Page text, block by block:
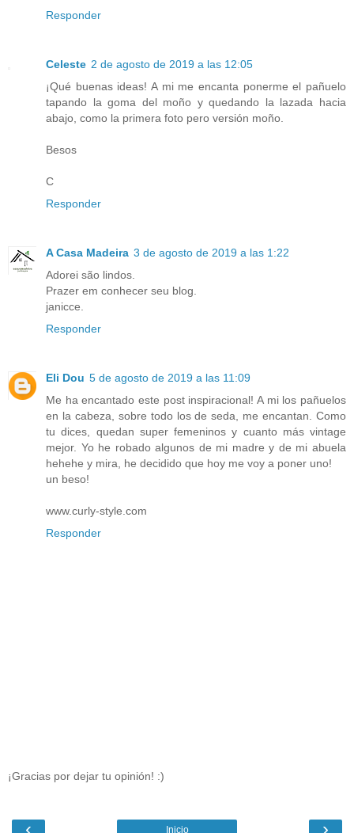
Responder
Celeste 2 de agosto de 2019 a las 12:05
¡Qué buenas ideas! A mi me encanta ponerme el pañuelo
tapando la goma del moño y quedando la lazada hacia
abajo, como la primera foto pero versión moño.
Besos
C
Responder
A Casa Madeira 3 de agosto de 2019 a las 1:22
Adorei são lindos.
Prazer em conhecer seu blog.
janicce.
Responder
Eli Dou 5 de agosto de 2019 a las 11:09
Me ha encantado este post inspiracional! A mi los pañuelos
en la cabeza, sobre todo los de seda, me encantan. Como
tu dices, quedan super femeninos y cuanto más vintage
mejor. Yo he robado algunos de mi madre y de mi abuela
hehehe y mira, he decidido que hoy me voy a poner uno!
un beso!
www.curly-style.com
Responder
¡Gracias por dejar tu opinión! :)
‹ ›
Inicio